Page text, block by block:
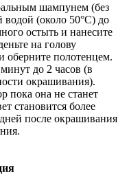
шампунем (без
водой (около 50°С) до
остыть и нанесите
на голову
оберните полотенцем.
до 2 часов (в
окрашивания).
пока она не станет
становится более
после окрашивания